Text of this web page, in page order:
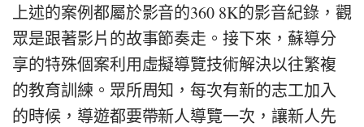
上述的案例都屬於影音的360 8K的影音紀錄，觀
眾是跟著影片的故事節奏走。接下來，蘇導分
享的特殊個案利用虛擬導覽技術解決以往繁複
的教育訓練。眾所周知，每次有新的志工加入
的時候，導遊都要帶新人導覽一次，讓新人先